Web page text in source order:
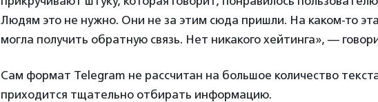
Людям это не нужно. Они не за этим сюда пришли. На каком-то
могла получить обратную связь. Нет никакого хейтинга», —
Сам формат Telegram не рассчитан на большое количество
приходится тщательно отбирать информацию.